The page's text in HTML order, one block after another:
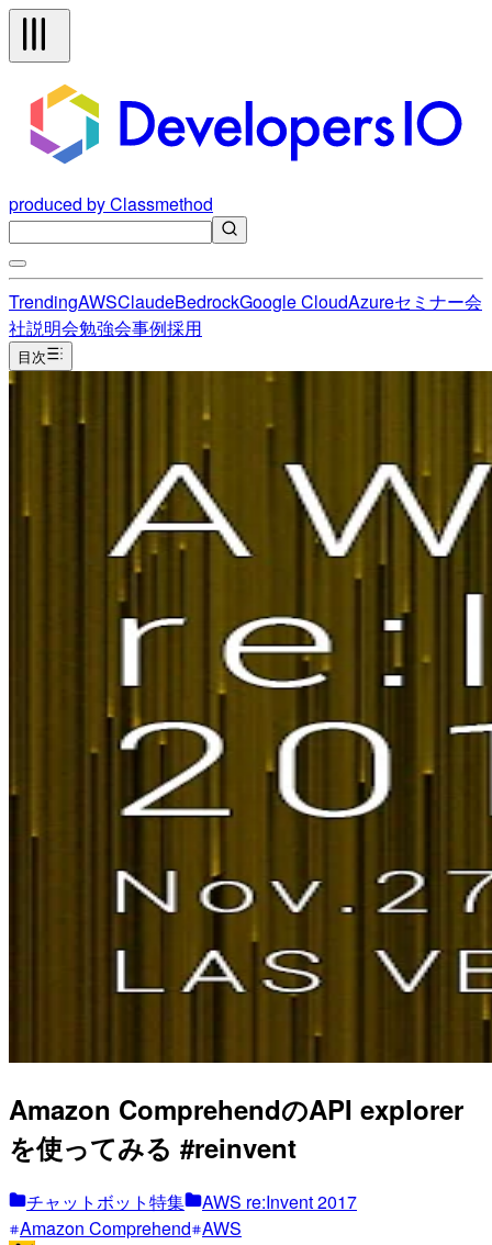
produced by Classmethod
TrendingAWSClaudeBedrockGoogle CloudAzureセミナー会
社説明会勉強会事例採用
目次
Amazon ComprehendのAPI explorer
を使ってみる #reinvent
チャットボット特集
AWS re:Invent 2017
Amazon Comprehend AWS